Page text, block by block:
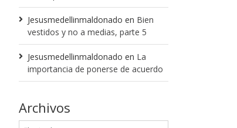
Jesusmedellinmaldonado en Bien
vestidos y no a medias, parte 5
Jesusmedellinmaldonado en La
importancia de ponerse de acuerdo
Archivos